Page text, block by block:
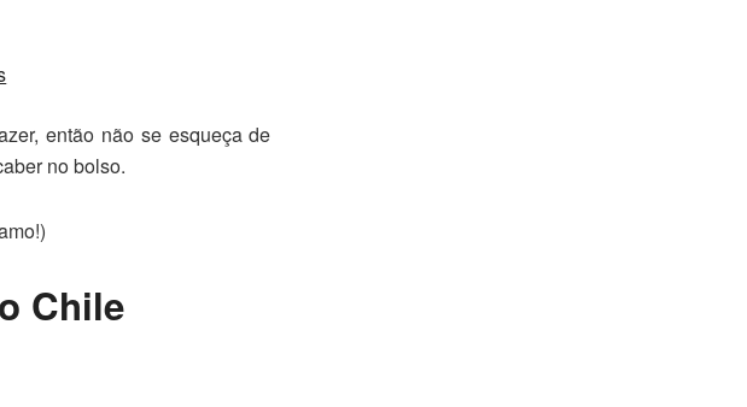
então não se esqueça de
no bolso.
Chile